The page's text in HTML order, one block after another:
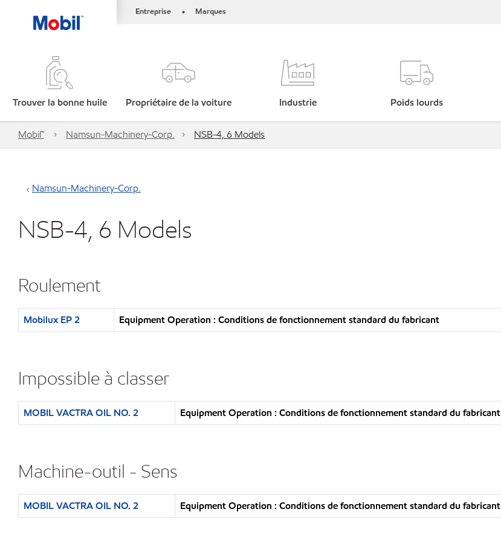
Entreprise • Marques
Trouver la bonne huile Propriétaire de la voiture Industrie Poids lourds
Mobil™ Namsun-Machinery-Corp. NSB-4, 6 Models
Namsun-Machinery-Corp.
NSB-4, 6 Models
Roulement
Mobilux EP 2 Equipment Operation : Conditions de fonctionnement standard du fabricant
Impossible à classer
MOBIL VACTRA OIL NO. 2 Equipment Operation : Conditions de fonctionnement standard du fabricant
Machine-outil - Sens
MOBIL VACTRA OIL NO. 2 Equipment Operation : Conditions de fonctionnement standard du fabricant